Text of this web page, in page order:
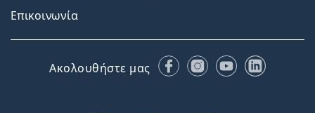
Επικοινωνία
Ακολουθήστε μας FacebookInstagram
YouTubeLinkedIn